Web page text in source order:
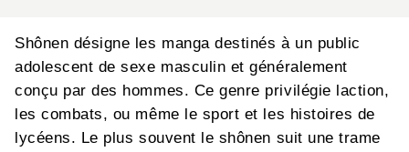
Shônen désigne les manga destinés à un public
adolescent de sexe masculin et généralement
conçu par des hommes. Ce genre privilégie laction,
les combats, ou même le sport et les histoires de
lycéens. Le plus souvent le shônen suit une trame